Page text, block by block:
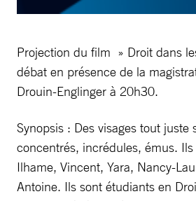
Projection du film » Droit dans
débat en présence de la
Drouin-Englinger à 20h30.
Synopsis : Des visages tout juste
concentrés, incrédules, émus. Ils
Ilhame, Vincent, Yara, Nancy-
Antoine. Ils sont étudiants en